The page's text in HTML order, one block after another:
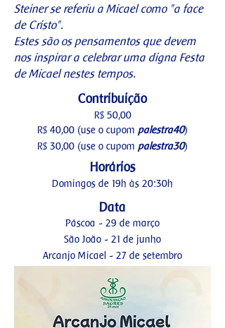
Steiner se referiu a Micael como "a face
de Cristo".
Estes são os pensamentos que devem
nos inspirar a celebrar uma digna Festa
de Micael nestes tempos.
Contribuição
R$ 50,00
R$ 40,00 (use o cupom palestra40)
R$ 30,00 (use o cupom palestra30)
Horários
Domingos de 19h às 20:30h
Data
Páscoa - 29 de março
São João - 21 de junho
Arcanjo Micael - 27 de setembro